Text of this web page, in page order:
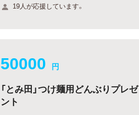
19人が応援しています。
50000 円
「とみ田」つけ麺用どんぶりプレゼ
ント